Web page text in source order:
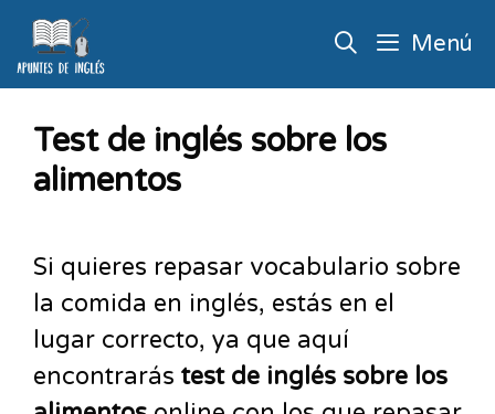
Menú
Test de inglés sobre los
alimentos
Si quieres repasar vocabulario sobre
la comida en inglés, estás en el
lugar correcto, ya que aquí
encontrarás test de inglés sobre los